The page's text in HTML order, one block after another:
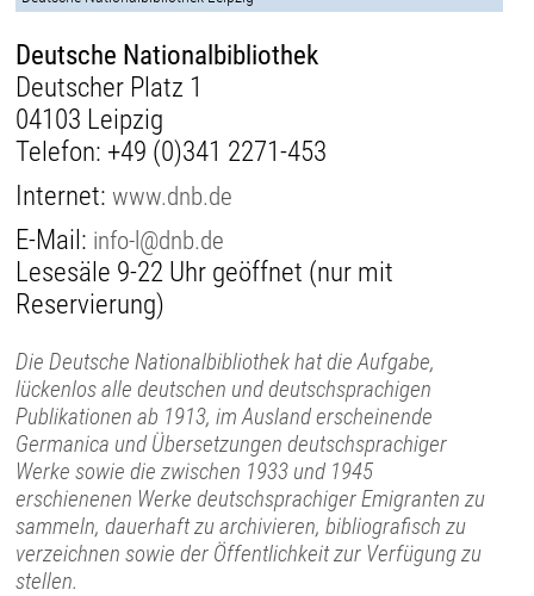
Deutsche Nationalbibliothek
Deutscher Platz 1
04103 Leipzig
Telefon: +49 (0)341 2271-453
Internet:www.dnb.de
E-Mail: info-l@dnb.de
Lesesäle 9-22 Uhr geöffnet (nur mit
Reservierung)
Die Deutsche Nationalbibliothek hat die Aufgabe,
lückenlos alle deutschen und deutschsprachigen
Publikationen ab 1913, im Ausland erscheinende
Germanica und Übersetzungen deutschsprachiger
Werke sowie die zwischen 1933 und 1945
erschienenen Werke deutschsprachiger Emigranten zu
sammeln, dauerhaft zu archivieren, bibliografisch zu
verzeichnen sowie der Öffentlichkeit zur Verfügung zu
stellen.